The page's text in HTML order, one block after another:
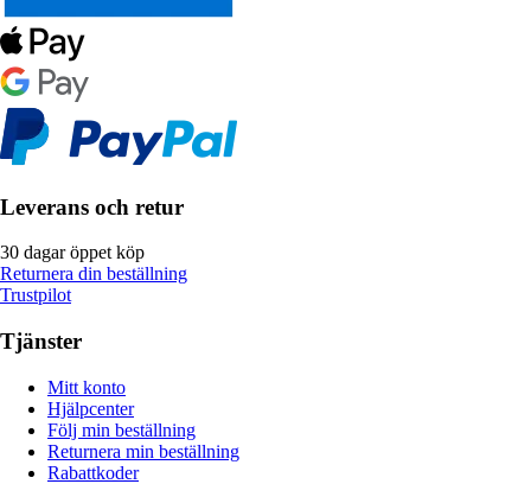
Leverans och retur
30 dagar öppet köp
Returnera din beställning
Trustpilot
Tjänster
Mitt konto
Hjälpcenter
Följ min beställning
Returnera min beställning
Rabattkoder